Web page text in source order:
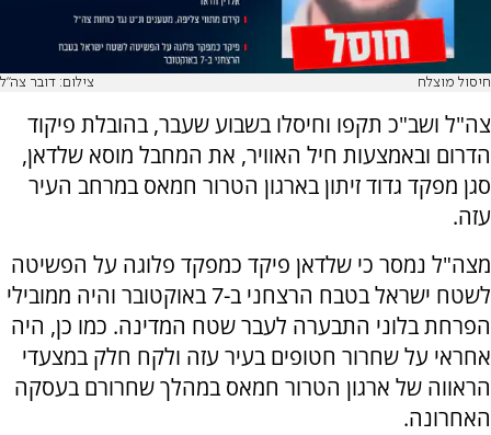
חיסול מוצלח צילום: דובר צה"ל
צה"ל ושב"כ תקפו וחיסלו בשבוע שעבר, בהובלת פיקוד
הדרום ובאמצעות חיל האוויר, את המחבל מוסא שלדאן,
סגן מפקד גדוד זיתון בארגון הטרור חמאס במרחב העיר
עזה.
מצה"ל נמסר כי שלדאן פיקד כמפקד פלוגה על הפשיטה
לשטח ישראל בטבח הרצחני ב-7 באוקטובר והיה ממובילי
הפרחת בלוני התבערה לעבר שטח המדינה. כמו כן, היה
אחראי על שחרור חטופים בעיר עזה ולקח חלק במצעדי
הראווה של ארגון הטרור חמאס במהלך שחרורם בעסקה
האחרונה.